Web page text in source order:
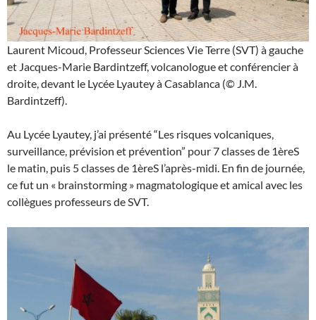
Laurent Micoud, Professeur Sciences Vie Terre (SVT) à gauche
et Jacques-Marie Bardintzeff, volcanologue et conférencier à
droite, devant le Lycée Lyautey à Casablanca (© J.M.
Bardintzeff).
Au Lycée Lyautey, j’ai présenté “Les risques volcaniques,
surveillance, prévision et prévention” pour 7 classes de 1èreS
le matin, puis 5 classes de 1èreS l’après-midi. En fin de journée,
ce fut un « brainstorming » magmatologique et amical avec les
collègues professeurs de SVT.